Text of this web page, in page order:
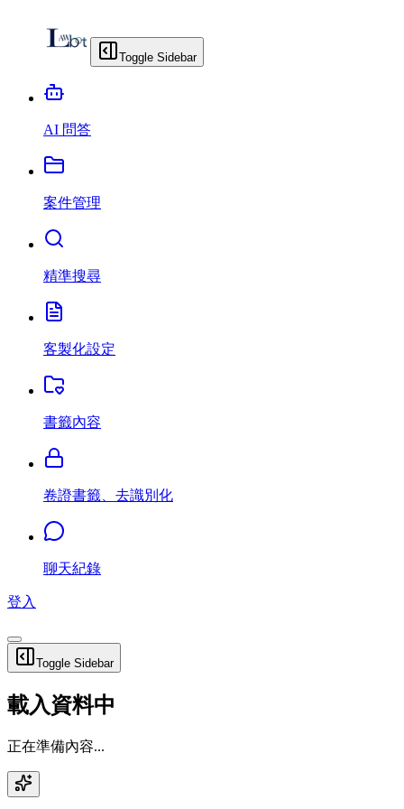
Toggle Sidebar
AI 問答
案件管理
精準搜尋
客製化設定
書籤內容
卷證書籤、去識別化
聊天紀錄
登入
Toggle Sidebar
載入資料中
正在準備內容...